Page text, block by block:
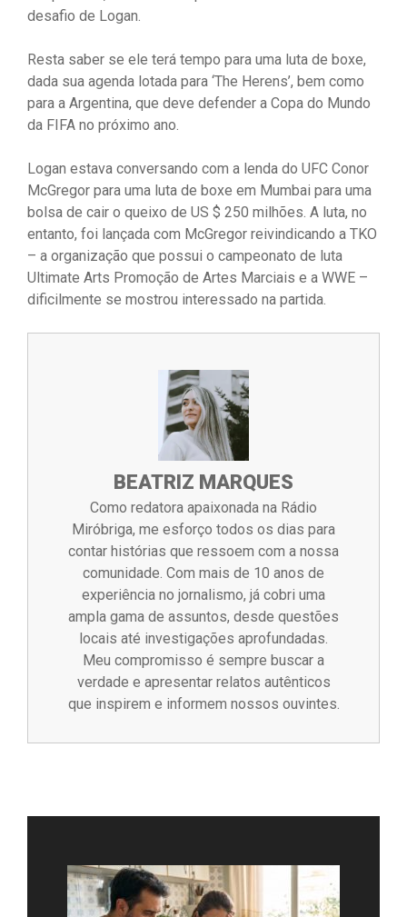
desafio de Logan.
Resta saber se ele terá tempo para uma luta de boxe,
dada sua agenda lotada para ‘The Herens’, bem como
para a Argentina, que deve defender a Copa do Mundo
da FIFA no próximo ano.
Logan estava conversando com a lenda do UFC Conor
McGregor para uma luta de boxe em Mumbai para uma
bolsa de cair o queixo de US $ 250 milhões. A luta, no
entanto, foi lançada com McGregor reivindicando a TKO
– a organização que possui o campeonato de luta
Ultimate Arts Promoção de Artes Marciais e a WWE –
dificilmente se mostrou interessado na partida.
BEATRIZ MARQUES
Como redatora apaixonada na Rádio
Miróbriga, me esforço todos os dias para
contar histórias que ressoem com a nossa
comunidade. Com mais de 10 anos de
experiência no jornalismo, já cobri uma
ampla gama de assuntos, desde questões
locais até investigações aprofundadas.
Meu compromisso é sempre buscar a
verdade e apresentar relatos autênticos
que inspirem e informem nossos ouvintes.